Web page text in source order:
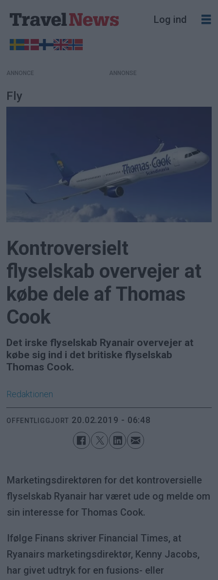
Log ind
ANNONCE
Fly
Kontroversielt
flyselskab overvejer at
købe dele af Thomas
Cook
Det irske flyselskab Ryanair overvejer at
købe sig ind i det britiske flyselskab
Thomas Cook.
Redaktionen
OFFENTLIGGJORT 20.02.2019 - 06:48
Marketingsdirektøren for det kontroversielle
flyselskab Ryanair har været ude og melde om
sin interesse for Thomas Cook.
Ifølge Finans skriver Financial Times, at
Ryanairs marketingsdirektør, Kenny Jacobs,
har givet udtryk for en fusions- eller